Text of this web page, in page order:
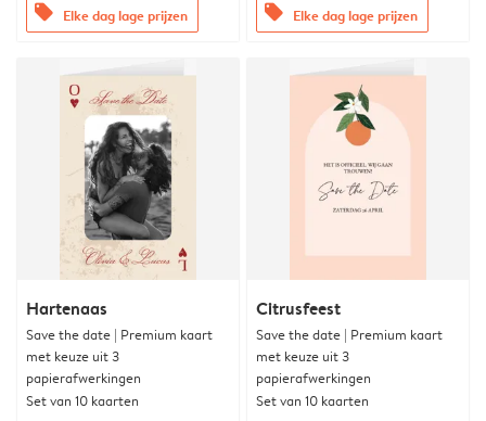
offers Elke dag lage prijzen offers Elke dag lage prijzen
Hartenaas
Save the date | Premium kaart
met keuze uit 3
papierafwerkingen
Set van 10 kaarten
Citrusfeest
Save the date | Premium kaart
met keuze uit 3
papierafwerkingen
Set van 10 kaarten